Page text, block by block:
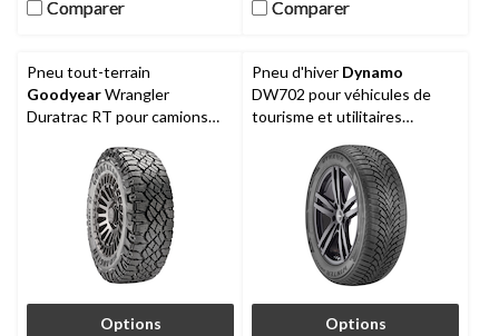
Comparer
Comparer Comparer
Comparer
Pneu tout-terrain
GoodyearWrangler
Duratrac RT pour camions
Options
Pneu d'hiver Dynamo
DW702 pour véhicules de
tourisme et utilitaires
Options